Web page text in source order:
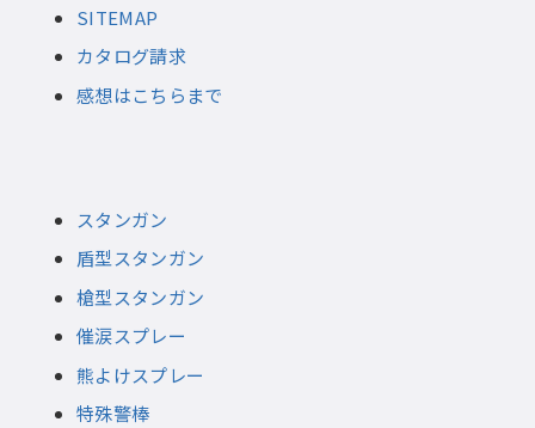
SITEMAP
カタログ請求
感想はこちらまで
スタンガン
盾型スタンガン
槍型スタンガン
催涙スプレー
熊よけスプレー
特殊警棒